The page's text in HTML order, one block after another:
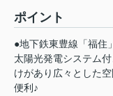
ポイント
●地下鉄東豊線「福住
太陽光発電システム
けがあり広々とした
便利♪